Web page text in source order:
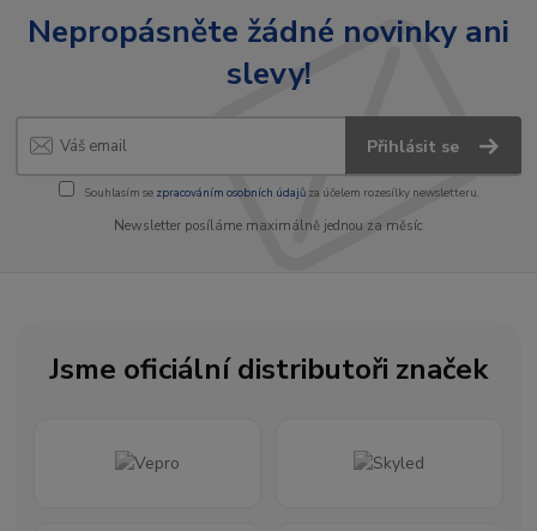
Nepropásněte žádné novinky ani
slevy!
Přihlásit se
Souhlasím se zpracováním osobních údajůza účelem rozesílky newsletteru.
Newsletter posíláme maximálně jednou za měsíc
Jsme oficiální distributoři značek